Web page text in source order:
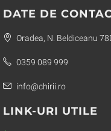
DATE DE
Oradea, N. Beldiceanu
0359 089 999
info@chirii.ro
LINK-URI UTILE